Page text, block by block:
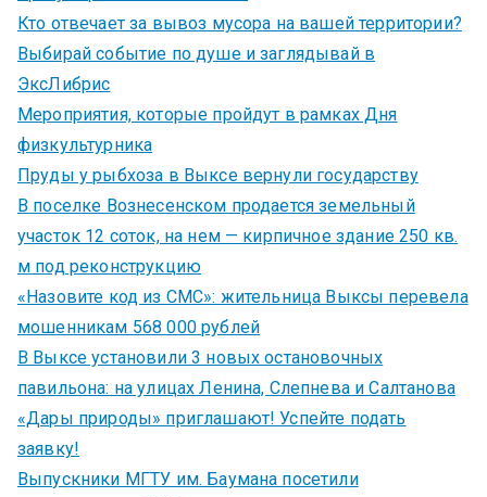
Кто отвечает за вывоз мусора на вашей территории?
Выбирай событие по душе и заглядывай в
ЭксЛибрис
Мероприятия, которые пройдут в рамках Дня
физкультурника
Пруды у рыбхоза в Выксе вернули государству
В поселке Вознесенском продается земельный
участок 12 соток, на нем — кирпичное здание 250 кв.
м под реконструкцию
«Назовите код из СМС»: жительница Выксы перевела
мошенникам 568 000 рублей
В Выксе установили 3 новых остановочных
павильона: на улицах Ленина, Слепнева и Салтанова
«Дары природы» приглашают! Успейте подать
заявку!
Выпускники МГТУ им. Баумана посетили